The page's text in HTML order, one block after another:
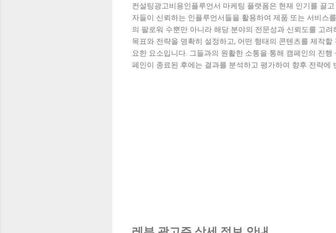
컨설팅광고비용인플루언서 마케팅 플랫폼은 현재 인기를 끌
자들이 신뢰하는 인플루언서들을 활용하여 제품 또는 서비스
의 팔로워 수뿐만 아니라 해당 분야의 전문성과 신뢰도를 고
목표와 전략을 명확히 설정하고, 어떤 형태의 콘텐츠를 제작
요한 요소입니다. 그들과의 원활한 소통을 통해 캠페인의 진
페인이 종료된 후에는 결과를 분석하고 평가하여 향후 전략에